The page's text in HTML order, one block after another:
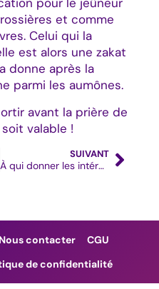
et comme
Celui qui la
est alors une zakat
donne après la
parmi les aumônes.
avant la prière de
valable !
SUIVANT
À qui donner les intérêts bancaires (Riba en Islam) ?
Nous contacter
CGU
de confidentialité